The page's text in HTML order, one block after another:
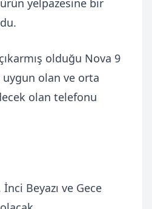
yelpazesine bir
olduğu Nova 9
olan ve orta
olan telefonu
Beyazı ve Gece